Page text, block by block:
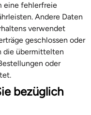
eine fehlerfreie
Andere Daten
verwendet
geschlossen oder
die übermittelten
oder
bezüglich